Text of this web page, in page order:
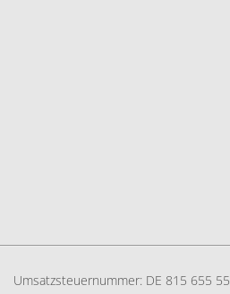
Umsatzsteuernummer: DE 815 655